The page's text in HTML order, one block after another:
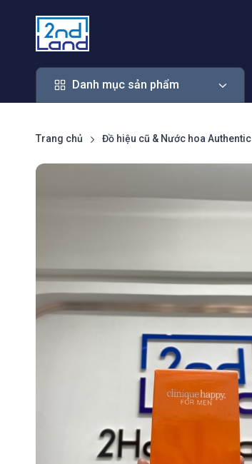
Danh mục sản phẩm
Danh mục sản phẩm
Trang chủ Đồ hiệu cũ & Nước hoa Authentic